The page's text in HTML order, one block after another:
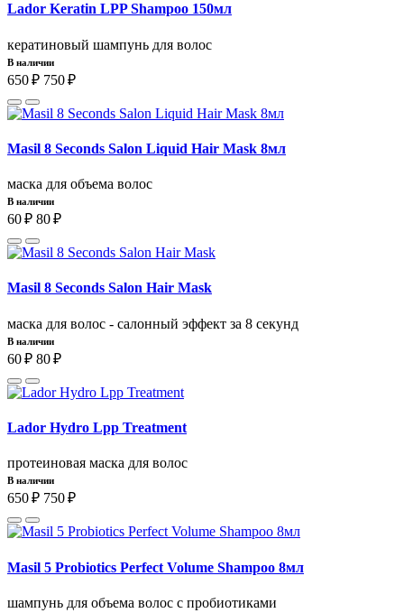
Lador Keratin LPP Shampoo 150мл
кератиновый шампунь для волос
В наличии
650 ₽ 750 ₽
Masil 8 Seconds Salon Liquid Hair Mask 8мл
маска для объема волос
В наличии
60 ₽ 80 ₽
Masil 8 Seconds Salon Hair Mask
маска для волос - салонный эффект за 8 секунд
В наличии
60 ₽ 80 ₽
Lador Hydro Lpp Treatment
протеиновая маска для волос
В наличии
650 ₽ 750 ₽
Masil 5 Probiotics Perfect Volume Shampoo 8мл
шампунь для объема волос с пробиотиками